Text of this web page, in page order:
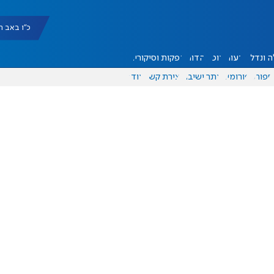
כ"ו באב
ונדל"ן דעות אוכל יהדות הפקות וסיקורים
ספורט פורומים אתר ישיבה יצירת קשר עוד